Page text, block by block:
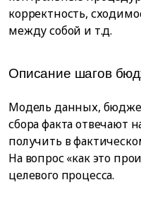
корректность,
между собой и т.д.
Описание шагов
Модель данных,
сбора факта отвечают
получить в
На вопрос «как это
целевого процесса.